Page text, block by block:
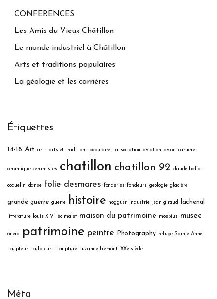
CONFERENCES
Les Amis du Vieux Châtillon
Le monde industriel à Châtillon
Arts et traditions populaires
La géologie et les carrières
Étiquettes
14-18 Art arts arts et traditions populaires association aviation avion carrieres
ceramique ceramistes chatillon chatillon 92 claude ballon
coquelin danse folie desmares fonderies fondeurs geologie glacière
grande guerre guerre histoire hogguer industrie jean giraud lachenal
litterature louis XIV léo malet maison du patrimoine moebius musee
onera patrimoine peintre Photography refuge Sainte-Anne
sculpteur sculpteurs sculpture suzanne fremont XXe siècle
Méta